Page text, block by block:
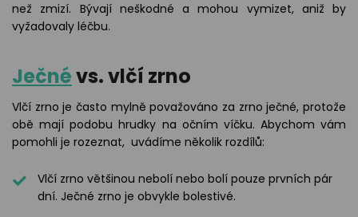
než zmizí. Bývají neškodné a mohou vymizet, aniž by
vyžadovaly léčbu.
Ječnévs. vlčí zrno
Vlčí zrno je často mylně považováno za zrno ječné, protože
obě mají podobu hrudky na očním víčku. Abychom vám
pomohli je rozeznat, uvádíme několik rozdílů:
Vlčí zrno většinou nebolí nebo bolí pouze prvních pár
dní. Ječné zrno je obvykle bolestivé.